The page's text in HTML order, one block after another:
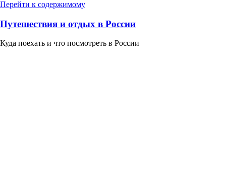
Перейти к содержимому
Путешествия и отдых в России
Куда поехать и что посмотреть в России